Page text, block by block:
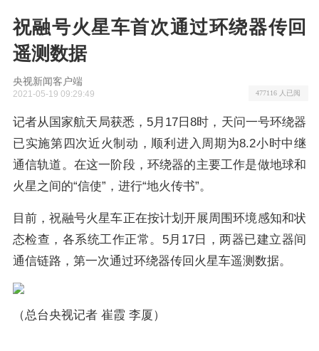
祝融号火星车首次通过环绕器传回
遥测数据
央视新闻客户端
2021-05-19 09:29:49 477116 人已阅
记者从国家航天局获悉，5月17日8时，天问一号环绕器
已实施第四次近火制动，顺利进入周期为8.2小时中继
通信轨道。在这一阶段，环绕器的主要工作是做地球和
火星之间的“信使”，进行“地火传书”。
目前，祝融号火星车正在按计划开展周围环境感知和状
态检查，各系统工作正常。5月17日，两器已建立器间
通信链路，第一次通过环绕器传回火星车遥测数据。
（总台央视记者 崔霞 李厦）